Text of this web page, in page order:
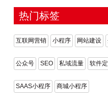
热门标签
互联网营销 小程序 网站建设
公众号 SEO 私域流量 软件定
SAAS小程序 商城小程序